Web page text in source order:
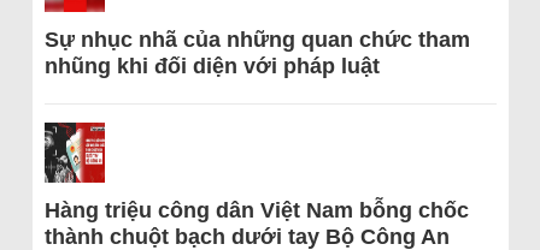
Sự nhục nhã của những quan chức tham
nhũng khi đối diện với pháp luật
Hàng triệu công dân Việt Nam bỗng chốc
thành chuột bạch dưới tay Bộ Công An